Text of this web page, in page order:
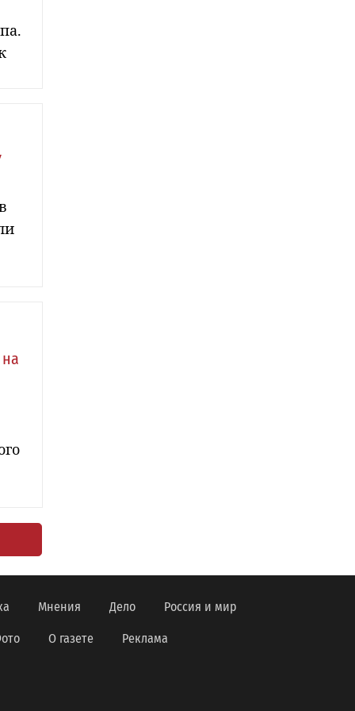
Мнения Дело Россия и мир
О газете Реклама